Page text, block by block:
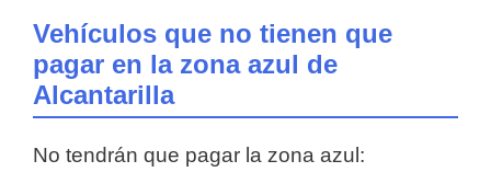
Vehículos que no tienen que
pagar en la zona azul de
Alcantarilla
No tendrán que pagar la zona azul: